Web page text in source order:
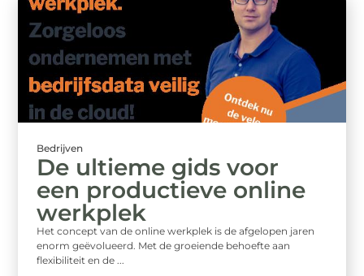
Bedrijven
De ultieme gids voor
een productieve online
werkplek
Het concept van de online werkplek is de afgelopen jaren
enorm geëvolueerd. Met de groeiende behoefte aan
flexibiliteit en de ...